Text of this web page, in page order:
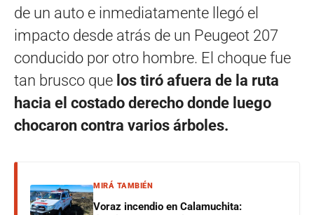
de un auto e inmediatamente llegó el
impacto desde atrás de un Peugeot 207
conducido por otro hombre. El choque fue
tan brusco que los tiró afuera de la ruta
hacia el costado derecho donde luego
chocaron contra varios árboles.
MIRÁ TAMBIÉN
Voraz incendio en Calamuchita: